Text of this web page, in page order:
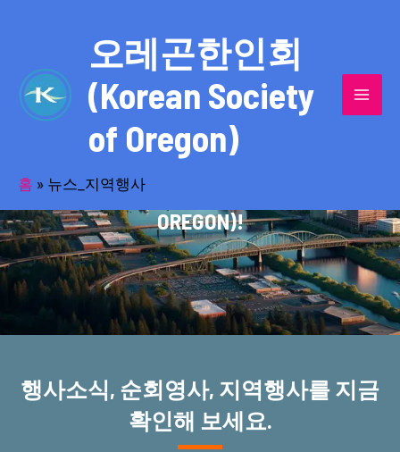
오레곤한인회
(Korean Society
of Oregon)
홈 » 뉴스_지역행사
반세기의 세월을 품고 동포사회를 섬겨온
오레곤한인회(KOREAN SOCIETY OF
OREGON)!
행사소식, 순회영사, 지역행사를 지금
확인해 보세요.